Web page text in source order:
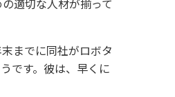
適切な人材が揃って
までに同社がロボタ
です。彼は、早くに